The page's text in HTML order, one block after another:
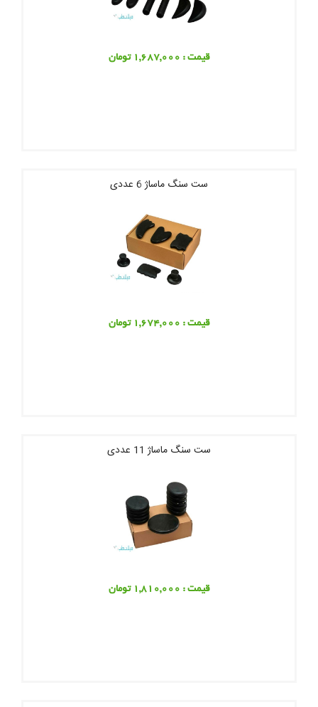
قیمت : 1,687,000 تومان
ست سنگ ماساژ 6 عددی
قیمت : 1,674,000 تومان
ست سنگ ماساژ 11 عددی
قیمت : 1,810,000 تومان